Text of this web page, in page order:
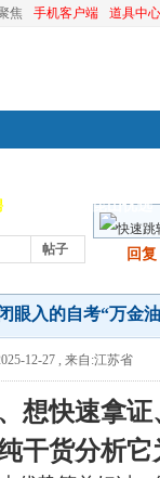
焦 手机客户端 道具中心
昆山优选
帖子
回复
眼入的自考“万金
12-27 , 来自:江苏省
想快速拿
干货分析它